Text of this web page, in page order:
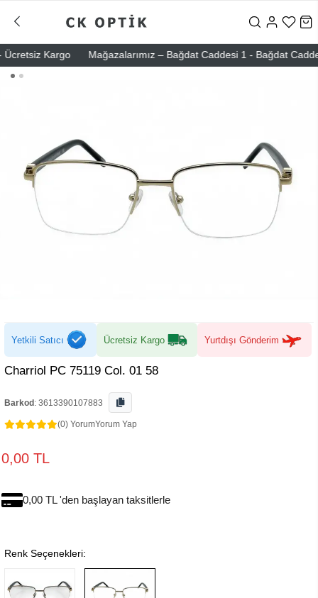
Kargo Mağazalarımız – Bağdat Caddesi 1 - Bağdat
Yetkili Satıcı Ücretsiz Kargo Yurtdışı Gönderim
Charriol PC 75119 Col. 01 58
Barkod : 3613390107883
(0) YorumYorum Yap
0,00 TL
0,00 TL 'den başlayan taksitlerle
Renk Seçenekleri: